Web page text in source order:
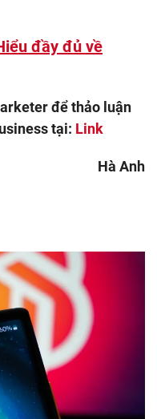
đầy đủ về
để thảo luận
tại: Link
Hà Anh